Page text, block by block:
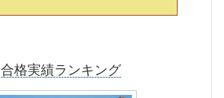
合格実績ランキング